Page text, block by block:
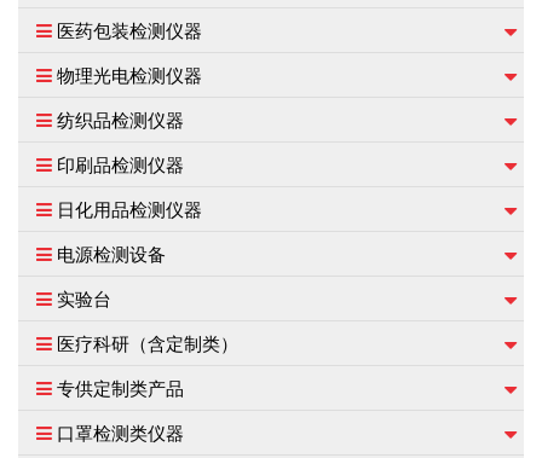
医药包装检测仪器
物理光电检测仪器
纺织品检测仪器
印刷品检测仪器
日化用品检测仪器
电源检测设备
实验台
医疗科研（含定制类）
专供定制类产品
口罩检测类仪器